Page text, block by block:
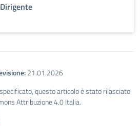
21.01.2026
questo articolo è stato rilasciato
Attribuzione 4.0 Italia.